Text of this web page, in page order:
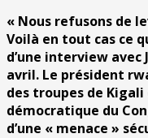
« Nous refusons de
Voilà en tout cas ce
d’une interview avec
avril. Le président
des troupes de Kigali
démocratique du
d’une « menace »